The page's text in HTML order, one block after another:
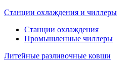
Станции охлаждения и чиллеры
Станции охлаждения
Промышленные чиллеры
Литейные разливочные ковши